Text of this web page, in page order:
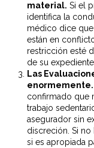
material. Si el
identifica la
médico dice
están en
restricción esté
de su
Las
enormemente.
confirmado que
trabajo
asegurador sin
discreción. Si no
si es apropiada